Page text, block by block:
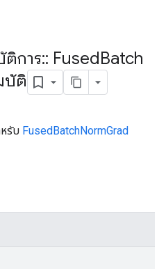
การ:: FusedBatch
ติ
รับ FusedBatchNormGrad